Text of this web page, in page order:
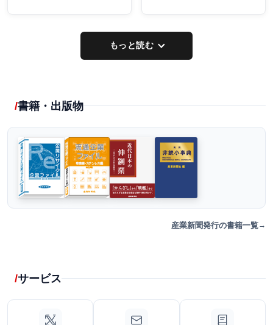
もっと読む
書籍・出版物
産業新聞発行の書籍一覧
サービス